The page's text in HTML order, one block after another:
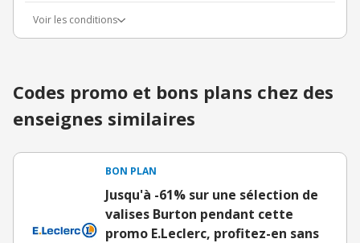
Voir les conditions
Codes promo et bons plans chez des
enseignes similaires
BON PLAN
Jusqu'à -61% sur une sélection de
valises Burton pendant cette
promo E.Leclerc, profitez-en sans